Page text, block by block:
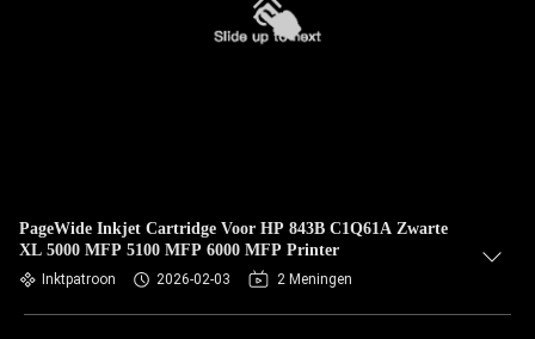
PageWide Inkjet Cartridge Voor HP 843B C1Q61A Zwarte
XL 5000 MFP 5100 MFP 6000 MFP Printer
Inktpatroon 2026-02-03 2 Meningen